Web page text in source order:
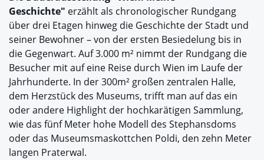
Geschichte" erzählt als chronologischer Rundgang
über drei Etagen hinweg die Geschichte der Stadt und
seiner Bewohner – von der ersten Besiedelung bis in
die Gegenwart. Auf 3.000 m² nimmt der Rundgang die
Besucher mit auf eine Reise durch Wien im Laufe der
Jahrhunderte. In der 300m² großen zentralen Halle,
dem Herzstück des Museums, trifft man auf das ein
oder andere Highlight der hochkarätigen Sammlung,
wie das fünf Meter hohe Modell des Stephansdoms
oder das Museumsmaskottchen Poldi, den zehn Meter
langen Praterwal.